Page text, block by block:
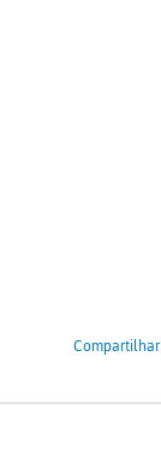
Compartilhar